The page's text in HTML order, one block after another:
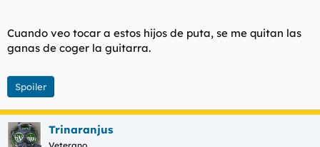
Cuando veo tocar a estos hijos de puta, se me quitan las
ganas de coger la guitarra.
Spoiler
Trinaranjus